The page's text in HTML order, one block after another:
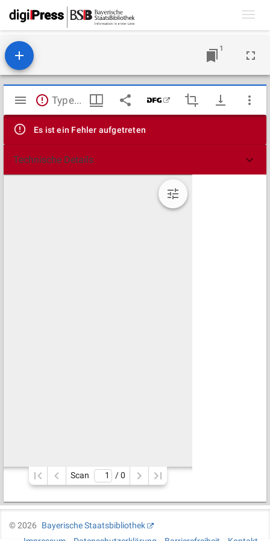
1
Mirador
Viewer
TypeError: Failed to fetch
Es ist ein Fehler aufgetreten
Technische Details
Scan / 0
©2026
Bayerische Staatsbibliothek